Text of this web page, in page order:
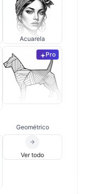
Acuarela
Pro
Geométrico
Ver todo